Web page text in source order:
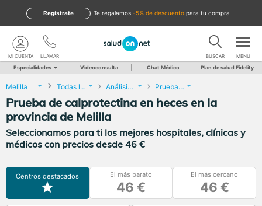
te regalamos -5% de descuento para tu compra
Regístrate
LLAMAR
MI CUENTA BUSCAR MENU
Especialidades Videoconsulta Chat Médico Plan de salud Fidelity
Melilla Todas las localidades Análisis Clínicos Prueba de calprotectina en heces
Prueba de calprotectina en heces en la
provincia de Melilla
Seleccionamos para ti los mejores hospitales, clínicas y
médicos con precios desde 46 €
Centros destacados El más barato
46 €
El más cercano
46 €